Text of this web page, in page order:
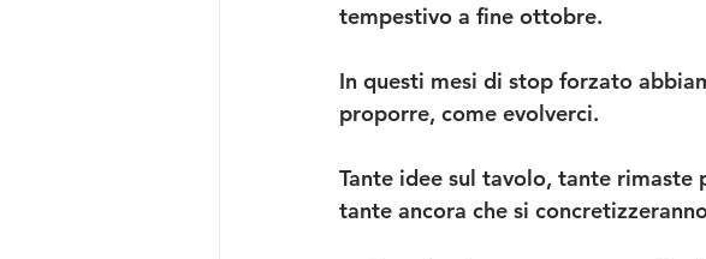
tempestivo a fine ottobre.
In questi mesi di stop forzato
proporre, come evolverci.
Tante idee sul tavolo, tante rimaste
tante ancora che si